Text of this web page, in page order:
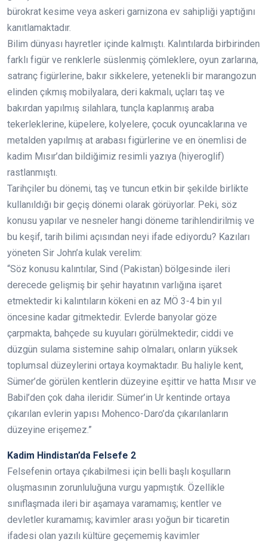
bürokrat kesime veya askeri garnizona ev sahipliği yaptığını
kanıtlamaktadır.
Bilim dünyası hayretler içinde kalmıştı. Kalıntılarda birbirinden
farklı figür ve renklerle süslenmiş çömleklere, oyun zarlarına,
satranç figürlerine, bakır sikkelere, yetenekli bir marangozun
elinden çıkmış mobilyalara, deri kakmalı, uçları taş ve
bakırdan yapılmış silahlara, tunçla kaplanmış araba
tekerleklerine, küpelere, kolyelere, çocuk oyuncaklarına ve
metalden yapılmış at arabası figürlerine ve en önemlisi de
kadim Mısır’dan bildiğimiz resimli yazıya (hiyeroglif)
rastlanmıştı.
Tarihçiler bu dönemi, taş ve tuncun etkin bir şekilde birlikte
kullanıldığı bir geçiş dönemi olarak görüyorlar. Peki, söz
konusu yapılar ve nesneler hangi döneme tarihlendirilmiş ve
bu keşif, tarih bilimi açısından neyi ifade ediyordu? Kazıları
yöneten Sir John’a kulak verelim:
“Söz konusu kalıntılar, Sind (Pakistan) bölgesinde ileri
derecede gelişmiş bir şehir hayatının varlığına işaret
etmektedir ki kalıntıların kökeni en az MÖ 3-4 bin yıl
öncesine kadar gitmektedir. Evlerde banyolar göze
çarpmakta, bahçede su kuyuları görülmektedir; ciddi ve
düzgün sulama sistemine sahip olmaları, onların yüksek
toplumsal düzeylerini ortaya koymaktadır. Bu haliyle kent,
Sümer’de görülen kentlerin düzeyine eşittir ve hatta Mısır ve
Babil’den çok daha ileridir. Sümer’in Ur kentinde ortaya
çıkarılan evlerin yapısı Mohenco-Daro’da çıkarılanların
düzeyine erişemez.”
Kadim Hindistan’da Felsefe 2
Felsefenin ortaya çıkabilmesi için belli başlı koşulların
oluşmasının zorunluluğuna vurgu yapmıştık. Özellikle
sınıflaşmada ileri bir aşamaya varamamış; kentler ve
devletler kuramamış; kavimler arası yoğun bir ticaretin
ifadesi olan yazılı kültüre geçememiş kavimler